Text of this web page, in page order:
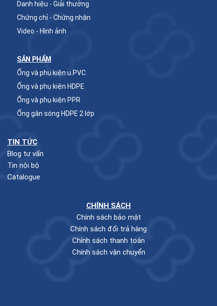
Danh hiệu - Giải thưởng
Chứng chỉ - Chứng nhận
Video - Hình ảnh
SẢN PHẨM
Ống và phụ kiện u.PVC
Ống và phụ kiện HDPE
Ống và phụ kiện PPR
Ống gân sóng HDPE 2 lớp
TIN TỨC
Blog tư vấn
Tin nội bộ
Catalogue
CHÍNH SÁCH
Chính sách bảo mật
Chính sách đổi trả hàng
Chính sách thanh toán
Chính sách vận chuyển